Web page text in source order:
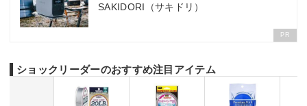
SAKIDORI（サキドリ）
PR
ショックリーダーのおすすめ注目アイテム